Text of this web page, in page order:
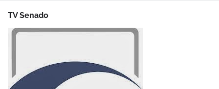
TV Senado